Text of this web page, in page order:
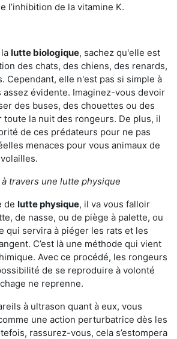
l’inhibition de la vitamine K.
lutte biologique, sachez qu'elle est
des chats, des chiens, des renards,
Cependant, elle n'est pas si simple à
assez évidente. Imaginez-vous devoir
des buses, des chouettes ou des
la nuit des rongeurs. De plus, il
de ces prédateurs pour ne pas
menaces pour vous animaux de
travers une lutte physique
de lutte physique, il va vous falloir
de nasse, ou de piège à palette, ou
qui servira à piéger les rats et les
C’est là une méthode qui vient
Avec ce procédé, les rongeurs
de se reproduire à volonté
ne reprenne.
à ultrason quant à eux, vous
une action perturbatrice dès les
rassurez-vous, cela s’estompera